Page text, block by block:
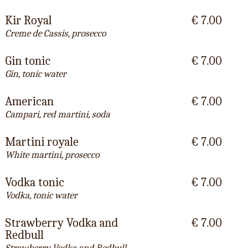
Kir Royal
Creme de Cassis, prosecco
€ 7.00
Gin tonic
Gin, tonic water
€ 7.00
American
Campari, red martini, soda
€ 7.00
Martini royale
White martini, prosecco
€ 7.00
Vodka tonic
Vodka, tonic water
€ 7.00
Strawberry Vodka and
Redbull
€ 7.00